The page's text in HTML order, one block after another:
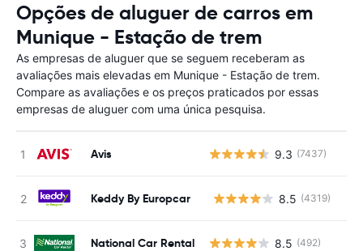
Opções de aluguer de carros em
Munique - Estação de trem
As empresas de aluguer que se seguem receberam as
avaliações mais elevadas em Munique - Estação de trem.
Compare as avaliações e os preços praticados por essas
empresas de aluguer com uma única pesquisa.
Avis 9.3 (7437)
Keddy By Europcar 8.5 (4319)
National Car Rental 8.5 (492)